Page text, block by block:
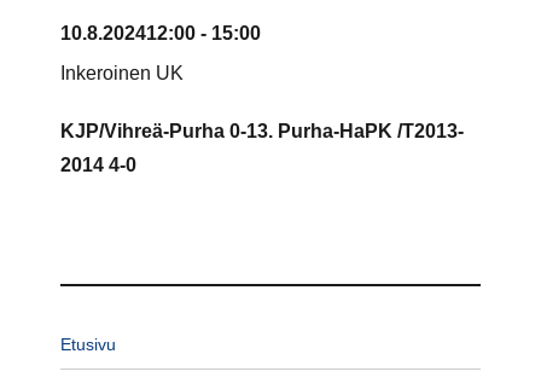
10.8.202412:00 - 15:00
Inkeroinen UK
KJP/Vihreä-Purha 0-13. Purha-HaPK /T2013-
2014 4-0
Etusivu